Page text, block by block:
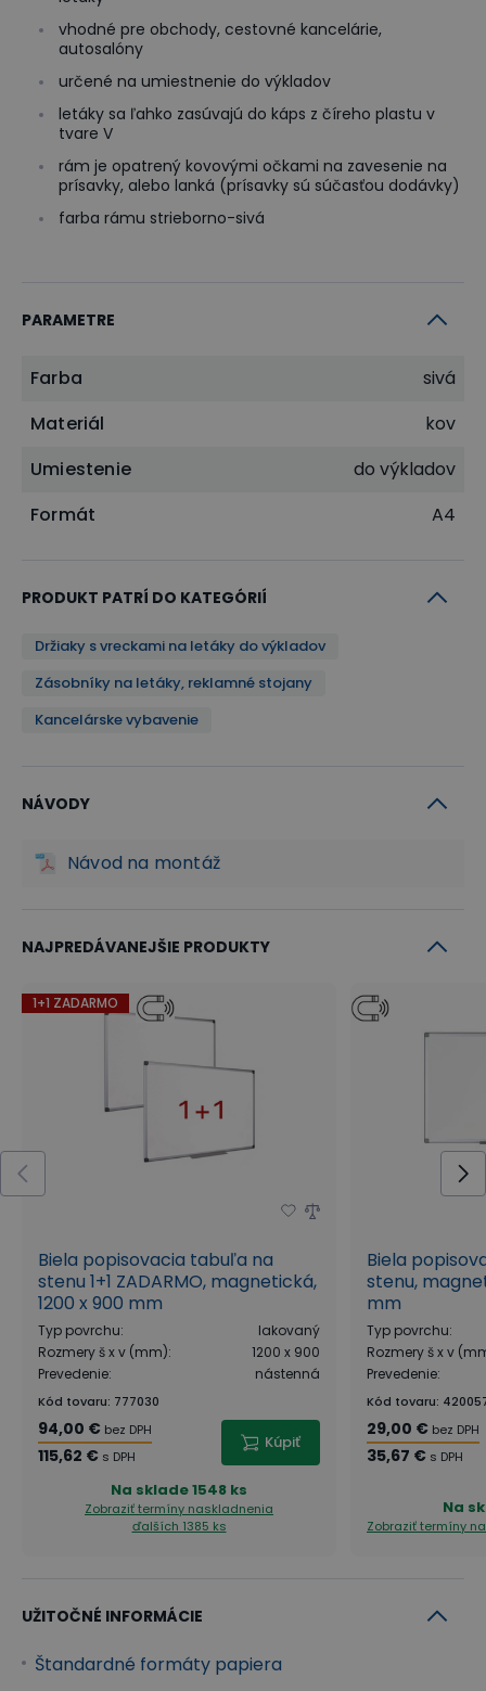
vhodné pre obchody, cestovné kancelárie,
autosalóny
určené na umiestnenie do výkladov
letáky sa ľahko zasúvajú do káps z číreho plastu v
tvare V
rám je opatrený kovovými očkami na zavesenie na
prísavky, alebo lanká (prísavky sú súčasťou dodávky)
farba rámu strieborno-sivá
PARAMETRE
Farba
sivá
Materiál
kov
Umiestenie
do výkladov
Formát
A4
PRODUKT PATRÍ DO KATEGÓRIÍ
Držiaky s vreckami na letáky do výkladov
Zásobníky na letáky, reklamné stojany
Kancelárske vybavenie
NÁVODY
Návod na montáž
NAJPREDÁVANEJŠIE PRODUKTY
1+1 ZADARMO
Biela popisovacia tabuľa na
stenu 1+1 ZADARMO, magnetická,
1200 x 900 mm
Typ povrchu:
lakovaný
Rozmery š x v (mm):
1200 x 900
Prevedenie: nástenná
Kód tovaru: 777030
94,00 € bez DPH
115,62 € s DPH
Kúpiť
Na sklade1548 ks
Zobraziť termíny naskladnenia
ďalších 1385 ks
Biela
stenu,
mm
Typ povrchu:
Rozmery š x v
Prevedenie:
Kód tovaru:
29,00 € bez DPH
35,67 € s DPH
Na
Zobraziť termíny
UŽITOČNÉ INFORMÁCIE
Štandardné formáty papiera